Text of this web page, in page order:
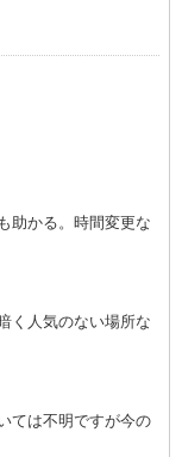
助かる。時間変更な
く人気のない場所な
ては不明ですが今の